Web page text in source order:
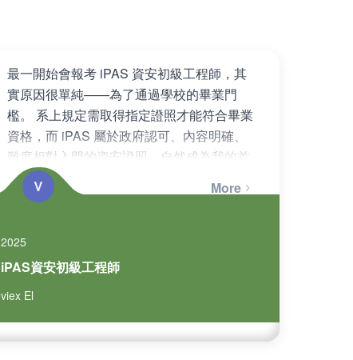
最一開始會報考 iPAS 資安初級工程師，其
實原因很單純——為了通過學校的畢業門
檻。 系上規定需取得指定證照才能符合畢業
資格，而 iPAS 屬於政府認可、內容明確、
難度相對入門的資安證照，自然成為我的首
選。 不過，在實際開始準備之後…
More
2025
iPAS資安初級工程師
viex El